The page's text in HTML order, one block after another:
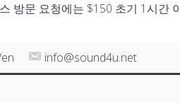
방문 요청에는 $150 초기 1시간
info@sound4u.net